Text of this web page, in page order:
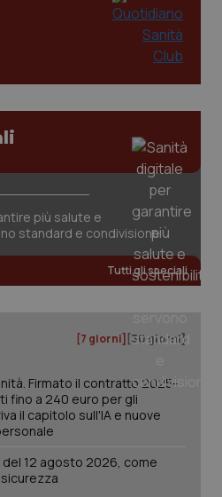
più salute e
standard e condivisione
Tutti gli speciali
[7 giorni] [30 giorni]
Firmato il contratto 2025-
fino a 240 euro per gli
il capitolo sull'IA e nuove
del 12 agosto 2026, come
www.quotidianosanita.it
www.quotidianosanita.it
Google LLC
.quotidianosanita.it